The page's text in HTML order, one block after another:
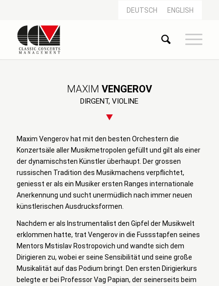
DEUTSCH ENGLISH
MAXIM VENGEROV
DIRGENT, VIOLINE
Maxim Vengerov hat mit den besten Orchestern die
Konzertsäle aller Musikmetropolen gefüllt und gilt als einer
der dynamischsten Künstler überhaupt. Der grossen
russischen Tradition des Musikmachens verpflichtet,
geniesst er als ein Musiker ersten Ranges internationale
Anerkennung und sucht unermüdlich nach immer neuen
künstlerischen Ausdrucksformen.
Nachdem er als Instrumentalist den Gipfel der Musikwelt
erklommen hatte, trat Vengerov in die Fussstapfen seines
Mentors Mstislav Rostropovich und wandte sich dem
Dirigieren zu, wobei er seine Sensibilität und seine große
Musikalität auf das Podium bringt. Den ersten Dirigierkurs
belegte er bei Professor Vag Papian, der seinerseits beim